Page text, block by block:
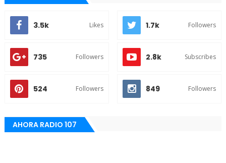
3.5k Likes 1.7k Followers
735 Followers 2.8k Subscribes
524 Followers 849 Followers
AHORA RADIO 107